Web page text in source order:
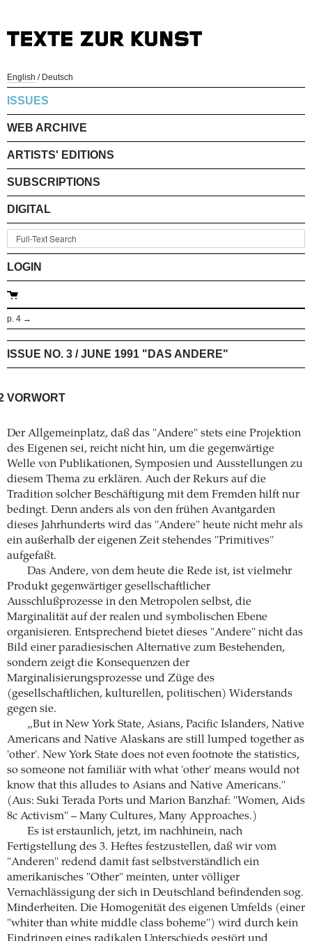
English / Deutsch
ISSUES
WEB ARCHIVE
ARTISTS' EDITIONS
SUBSCRIPTIONS
DIGITAL
LOGIN
p. 4 →
ISSUE NO. 3 / JUNE 1991 "DAS ANDERE"
VORWORT
Der Allgemeinplatz, daß das "Andere" stets eine Projektion
des Eigenen sei, reicht nicht hin, um die gegenwärtige
Welle von Publikationen, Symposien und Ausstellungen zu
diesem Thema zu erklären. Auch der Rekurs auf die
Tradition solcher Beschäftigung mit dem Fremden hilft nur
bedingt. Denn anders als von den frühen Avantgarden
dieses Jahrhunderts wird das "Andere" heute nicht mehr als
ein außerhalb der eigenen Zeit stehendes "Primitives"
aufgefaßt.
Das Andere, von dem heute die Rede ist, ist vielmehr
Produkt gegenwärtiger gesellschaftlicher
Ausschlußprozesse in den Metropolen selbst, die
Marginalität auf der realen und symbolischen Ebene
organisieren. Entsprechend bietet dieses "Andere" nicht das
Bild einer paradiesischen Alternative zum Bestehenden,
sondern zeigt die Konsequenzen der
Marginalisierungsprozesse und Züge des
(gesellschaftlichen, kulturellen, politischen) Widerstands
gegen sie.
„But in New York State, Asians, Pacific Islanders, Native
Americans and Native Alaskans are still lumped together as
'other'. New York State does not even footnote the statistics,
so someone not familiär with what 'other' means would not
know that this alludes to Asians and Native Americans."
(Aus: Suki Terada Ports und Marion Banzhaf: "Women, Aids
8c Activism" – Many Cultures, Many Approaches.)
Es ist erstaunlich, jetzt, im nachhinein, nach
Fertigstellung des 3. Heftes festzustellen, daß wir vom
"Anderen" redend damit fast selbstverständlich ein
amerikanisches "Other" meinten, unter völliger
Vernachlässigung der sich in Deutschland befindenden sog.
Minderheiten. Die Homogenität des eigenen Umfelds (einer
"whiter than white middle class boheme") wird durch kein
Eindringen eines radikalen Unterschieds gestört und